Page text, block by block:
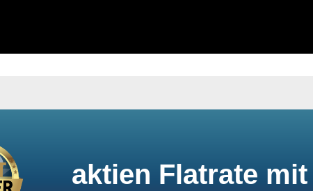
aktien Flatrate mit